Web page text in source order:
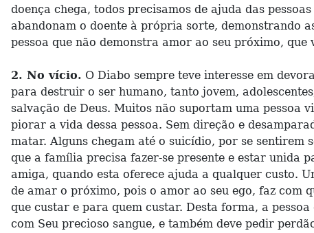
doença chega, todos precisamos de ajuda das
abandonam o doente à própria sorte, demonstrando
pessoa que não demonstra amor ao seu próximo,
2. No vício. O Diabo sempre teve interesse em
para destruir o ser humano, tanto jovem,
salvação de Deus. Muitos não suportam uma pessoa
piorar a vida dessa pessoa. Sem direção e
matar. Alguns chegam até o suicídio, por se sentirem
que a família precisa fazer-se presente e estar unida
amiga, quando esta oferece ajuda a qualquer custo.
de amar o próximo, pois o amor ao seu ego, faz com
que custar e para quem custar. Desta forma, a
com Seu precioso sangue, e também deve pedir